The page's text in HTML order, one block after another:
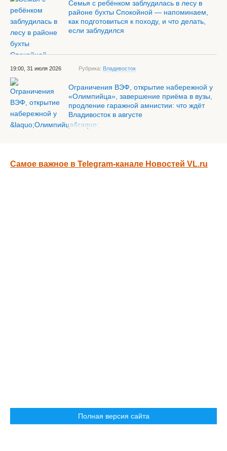
Семья с ребёнком заблудилась в лесу в
районе бухты Спокойной — напоминаем,
как подготовиться к походу, и что делать,
если заблудился
19:00, 31 июля 2026 Рубрика: Владивосток
Ограничения ВЭФ, открытие набережной у
«Олимпийца», завершение приёма в вузы,
продление гаражной амнистии: что ждёт
Владивосток в августе
Самое важное в Telegram-канале Новостей VL.ru
Полная версия сайта